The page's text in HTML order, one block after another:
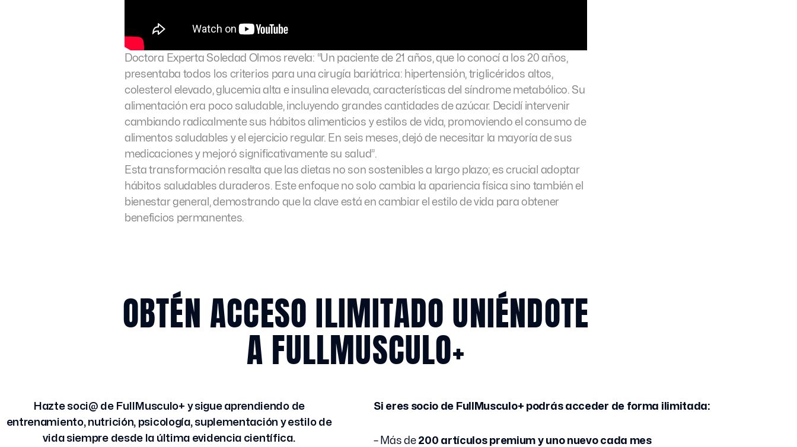
Doctora Experta Soledad Olmos revela: “Un paciente de 21 años, que lo conocí a los 20 años,
presentaba todos los criterios para una cirugía bariátrica: hipertensión, triglicéridos altos,
colesterol elevado, glucemia alta e insulina elevada, características del síndrome metabólico. Su
alimentación era poco saludable, incluyendo grandes cantidades de azúcar. Decidí intervenir
cambiando radicalmente sus hábitos alimenticios y estilos de vida, promoviendo el consumo de
alimentos saludables y el ejercicio regular. En seis meses, dejó de necesitar la mayoría de sus
medicaciones y mejoró significativamente su salud”.
Esta transformación resalta que las dietas no son sostenibles a largo plazo; es crucial adoptar
hábitos saludables duraderos. Este enfoque no solo cambia la apariencia física sino también el
bienestar general, demostrando que la clave está en cambiar el estilo de vida para obtener
beneficios permanentes.
OBTÉN ACCESO ILIMITADO UNIÉNDOTE
A FULLMUSCULO+
Hazte soci@ de FullMusculo+ y sigue aprendiendo de
entrenamiento, nutrición, psicología, suplementación y estilo de
vida siempre desde la última evidencia científica.
Si eres socio de FullMusculo+ podrás acceder de forma ilimitada:
– Más de 200 artículos premium y uno nuevo cada mes